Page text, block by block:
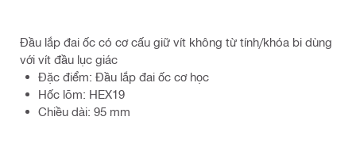
Đầu lắp đai ốc có cơ cấu giữ vít không từ tính/khóa bi dùng
với vít đầu lục giác
Đặc điểm: Đầu lắp đai ốc cơ học
Hốc lõm: HEX19
Chiều dài: 95 mm